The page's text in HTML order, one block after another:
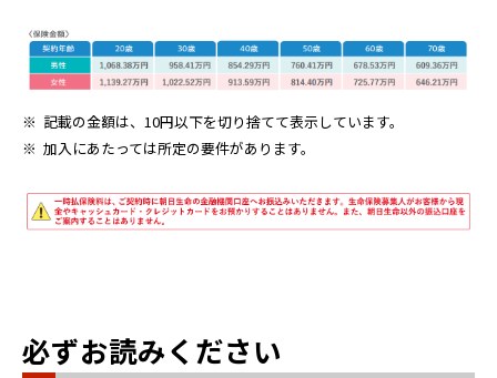
※ 記載の金額は、10円以下を切り捨てて表示しています。
※ 加入にあたっては所定の要件があります。
必ずお読みください